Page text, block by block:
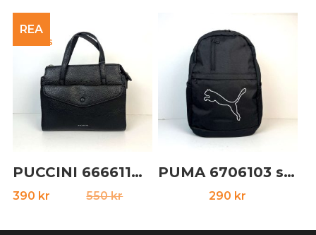
REA
PUCCINI 6666118 svart
550krDet
390 kr
Det
PUMA 6706103 svart
290 kr